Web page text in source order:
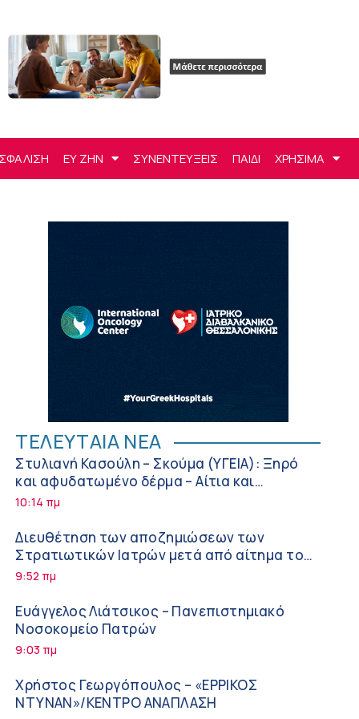
ΕΥ ΖΗΝ ΣΥΝΕΝΤΕΥΞΕΙΣ ΠΑΙΔΙ ΧΡΗΣΙΜΑ
ΤΕΛΕΥΤΑΙΑ ΝΕΑ
Στυλιανή Κασούλη – Σκούμα (ΥΓΕΙΑ): Ξηρό
και αφυδατωμένο δέρμα – Αίτια και
αντιμετώπιση
10:14 πμ
Διευθέτηση των αποζημιώσεων των
Στρατιωτικών Ιατρών μετά από αίτημα του
ΙΣΑ
9:52 πμ
Ευάγγελος Λιάτσικος – Πανεπιστημιακό
Νοσοκομείο Πατρών
9:03 πμ
Χρήστος Γεωργόπουλος – «ΕΡΡΙΚΟΣ
ΝΤΥΝΑΝ»/ΚΕΝΤΡΟ ΑΝΑΠΛΑΣΗ